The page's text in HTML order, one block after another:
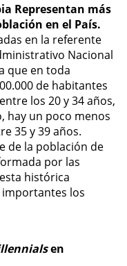
Representan más
en el País.
en la referente
Nacional
que en toda
de habitantes
los 20 y 34 años,
hay un poco menos
35 y 39 años.
de la población de
por las
histórica
importantes los
en